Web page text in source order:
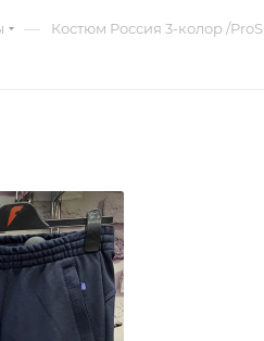
— Костюм Россия 3-колор /